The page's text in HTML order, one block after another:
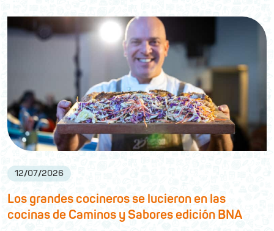
12/07/2026
Los grandes cocineros se lucieron en las
cocinas de Caminos y Sabores edición BNA